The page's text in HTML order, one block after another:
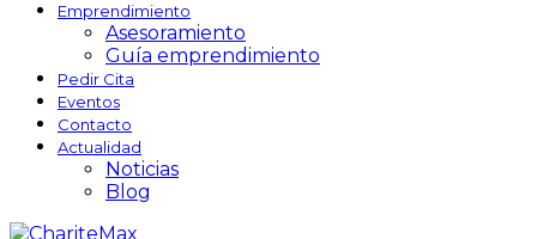
Emprendimiento
Asesoramiento
Guía emprendimiento
Pedir Cita
Eventos
Contacto
Actualidad
Noticias
Blog